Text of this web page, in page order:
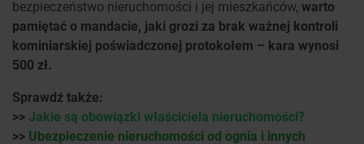
bezpieczeństwo nieruchomości i jej mieszkańców, warto
pamiętać o mandacie, jaki grozi za brak ważnej kontroli
kominiarskiej poświadczonej protokołem – kara wynosi
500 zł.
Sprawdź także:
>>Jakie są obowiązki właściciela nieruchomości?
>> Ubezpieczenie nieruchomości od ognia i innych